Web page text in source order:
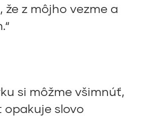
že z môjho vezme a
si môžme všimnúť,
opakuje slovo